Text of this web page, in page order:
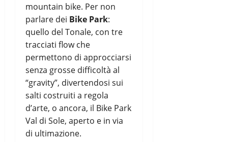
mountain bike. Per non
parlare dei Bike Park:
quello del Tonale, con tre
tracciati flow che
permettono di approcciarsi
senza grosse difficoltà al
“gravity”, divertendosi sui
salti costruiti a regola
d’arte, o ancora, il Bike Park
Val di Sole, aperto e in via
di ultimazione.